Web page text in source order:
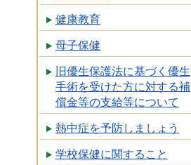
健康教育
母子保健
旧優生保護法に基づく優生
手術を受けた方に対する補
償金等の支給等について
熱中症を予防しましょう
学校保健に関すること